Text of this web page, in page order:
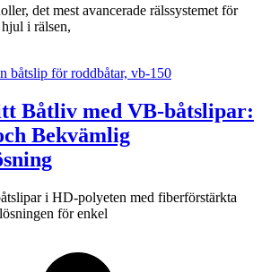
det mest avancerade rälssystemet för
i rälsen,
Båtliv med VB-båtslipar:
Bekvämlig
i HD-polyeten med fiberförstärkta
för enkel